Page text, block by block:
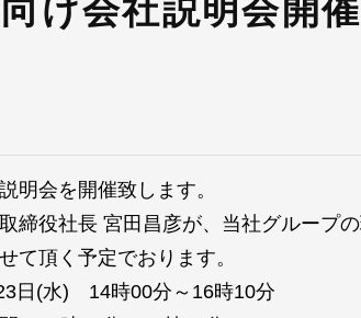
け会社説明会開
明会を開催致します。
締役社長 宮田昌彦が、当社グループ
て頂く予定でおります。
日(水) 14時00分～16時10分